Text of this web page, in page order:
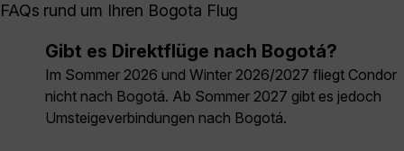
FAQs rund um Ihren Bogota Flug
Gibt es Direktflüge nach Bogotá?
Im Sommer 2026 und Winter 2026/2027 fliegt Condor
nicht nach Bogotá. Ab Sommer 2027 gibt es jedoch
Umsteigeverbindungen nach Bogotá.